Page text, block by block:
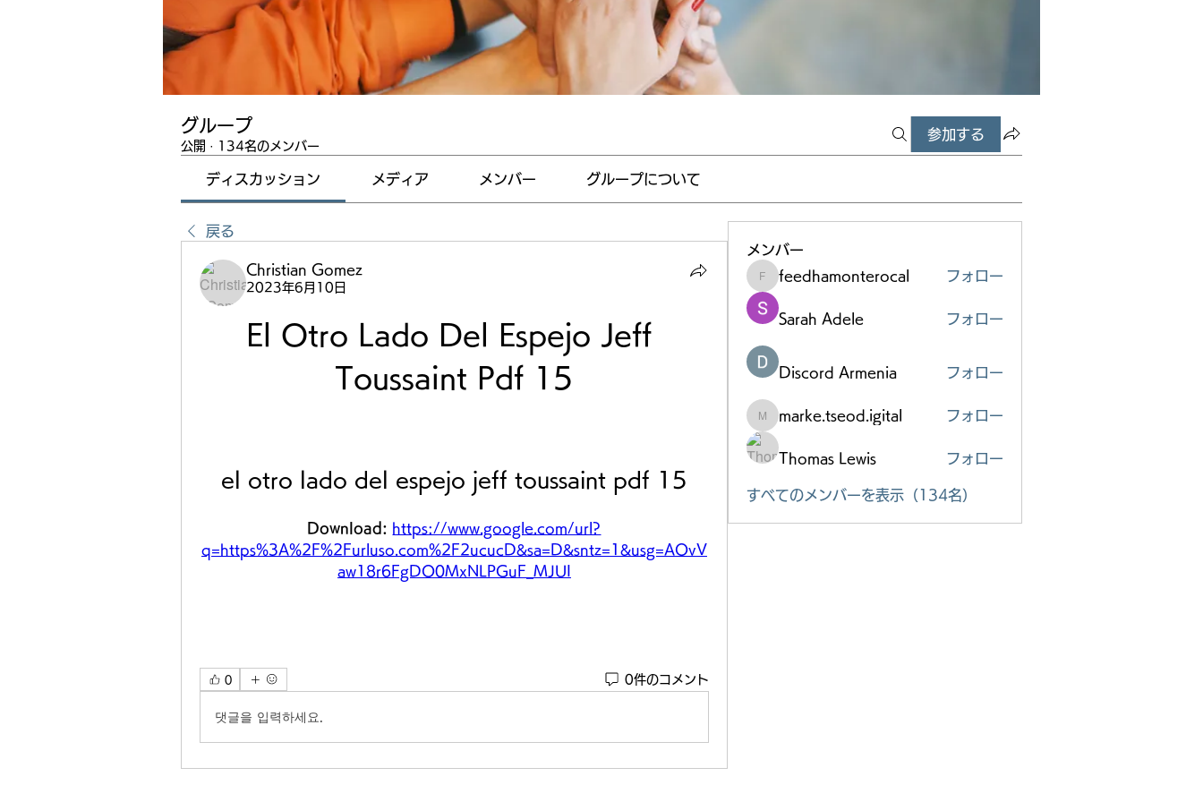
グループ
公開 · 134名のメンバー
参加する
ディスカッション メディア メンバー グループについて
戻る
Christian Gomez
2023年6月10日
El Otro Lado Del Espejo Jeff
Toussaint Pdf 15
el otro lado del espejo jeff toussaint pdf 15
Download: https://www.google.com/url?
q=https%3A%2F%2Furluso.com%2F2ucucD&sa=D&sntz=1&usg=AOvV
aw18r6FgDO0MxNLPGuF_MJUI
0 0件のコメント
댓글을 입력하세요.
メンバー
feedhamonterocal
feedhamonterocal フォロー
Sarah Adele フォロー
Discord Armenia フォロー
marke.tseod.igital
marke.tseod.igital フォロー
Thomas Lewis フォロー
すべてのメンバーを表示（134名）